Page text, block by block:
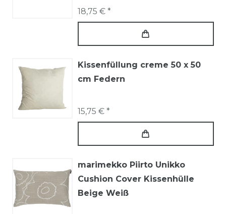
18,75 € *
Kissenfüllung creme 50 x 50
cm Federn
15,75 € *
marimekko Piirto Unikko
Cushion Cover Kissenhülle
Beige Weiß